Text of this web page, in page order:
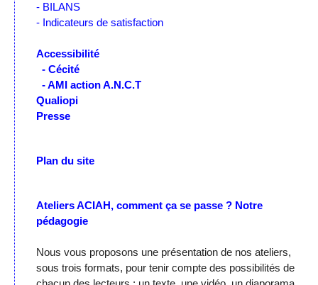
- BILANS
- Indicateurs de satisfaction
Accessibilité
- Cécité
- AMI action A.N.C.T
Qualiopi
Presse
Plan du site
Ateliers ACIAH, comment ça se passe ? Notre
pédagogie
Nous vous proposons une présentation de nos ateliers,
sous trois formats, pour tenir compte des possibilités de